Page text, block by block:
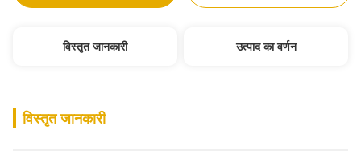
विस्तृत जानकारी उत्पाद का वर्णन
विस्तृत जानकारी